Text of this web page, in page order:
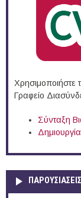
Χρησιμοποιήστε
Γραφείο
Σύνταξη